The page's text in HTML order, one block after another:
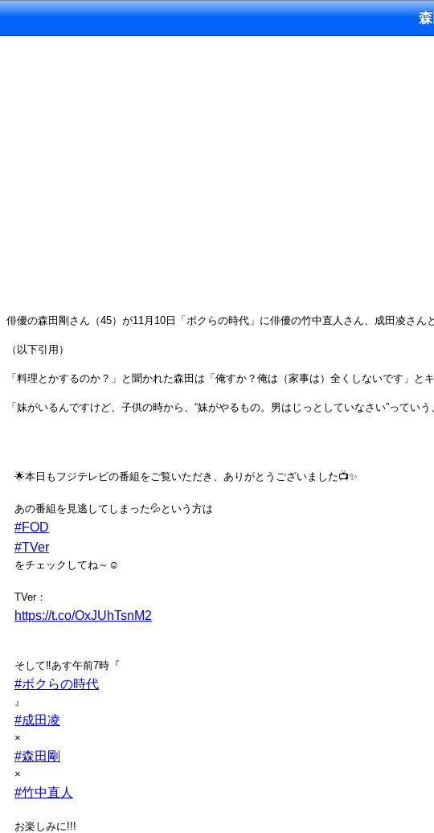
俳優の森田剛さん（45）が11月10日「ボクらの時代」に俳優の竹中直人さん、成田凌さん
（以下引用）
「料理とかするのか？」と聞かれた森田は「俺すか？俺は（家事は）全くしないです」とキ
「妹がいるんですけど、子供の時から、“妹がやるもの。男はじっとしていなさい”って
🌟本日もフジテレビの番組をご覧いただき、ありがとうございました📺✨
あの番組を見逃してしまった💦という方は
#FOD
#TVer
をチェックしてね～☺
TVer：
https://t.co/OxJUhTsnM2
そして‼️あす午前7時『
#ボクらの時代
』
#成田凌
×
#森田剛
×
#竹中直人
お楽しみに!!!